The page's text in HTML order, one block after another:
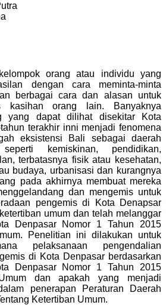
orang atau individu yang
dengan cara meminta-minta
berbagai cara dan alasan untuk
kasihan orang lain. Banyaknya
yang dapat dilihat disekitar Kota
terakhir inni menjadi fenomena
eksistensi Bali sebagai daerah
kemiskinan, pendidikan,
terbatasnya fisik atau kesehatan,
budaya, urbanisasi dan kurangnya
pada akhirnya membuat mereka
dan mengemis untuk
pengemis di Kota Denapsar
umum dan telah melanggar
Denpasar Nomor 1 Tahun 2015
Penelitian ini dilakukan untuk
pelaksanaan pengendalian
di Kota Denpasar berdasarkan
Denpasar Nomor 1 Tahun 2015
dan apakah yang menjadi
penerapan Peraturan Daerah
Ketertiban Umum.